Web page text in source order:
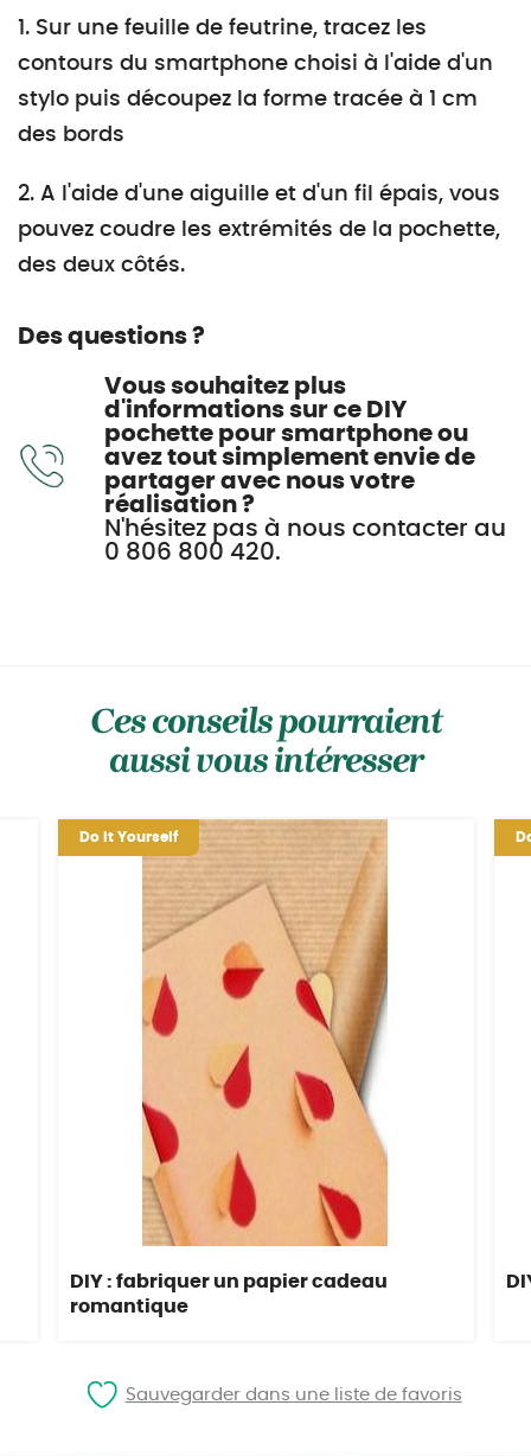
1. Sur une feuille de feutrine, tracez les
contours du smartphone choisi à l'aide d'un
stylo puis découpez la forme tracée à 1 cm
des bords
2. A l'aide d'une aiguille et d'un fil épais, vous
pouvez coudre les extrémités de la pochette,
des deux côtés.
Des questions ?
Vous souhaitez plus
d'informations sur ce DIY
pochette pour smartphone ou
avez tout simplement envie de
partager avec nous votre
réalisation ?
N'hésitez pas à nous contacter au
0 806 800 420.
Sauvegarder dans une liste de favoris
Ces conseils pourraient
aussi vous intéresser
Do it Yourself
DIY : fabriquer un papier cadeau
romantique